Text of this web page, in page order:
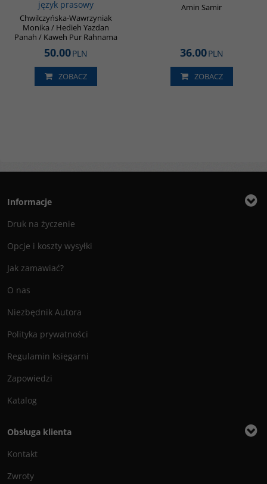
język prasowy
Chwilczyńska-Wawrzyniak
Monika / Hedieh Yazdan
Panah / Kaweh Pur Rahnama
50.00PLN
ZOBACZ
Amin Samir
36.00PLN
ZOBACZ
Informacje
Druk na życzenie
Opcje i koszty wysyłki
Jak zamawiać?
O nas
Niezbędnik Autora
Polityka prywatności
Regulamin księgarni
Zapowiedzi
Katalog
Obsługa klienta
Kontakt
Zwroty